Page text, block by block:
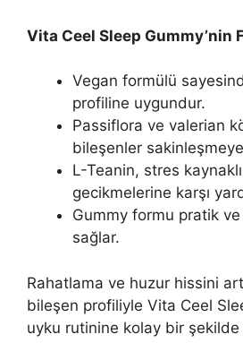
Vita Ceel Sleep Gummy’nin
Vegan formülü
profiline uygundur.
Passiflora ve valerian
bileşenler
L-Teanin, stres
gecikmelerine karşı
Gummy formu pratik ve
sağlar.
Rahatlama ve huzur hissini
bileşen profiliyle Vita Ceel
uyku rutinine kolay bir